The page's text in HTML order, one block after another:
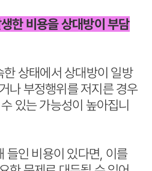
한 비용을 상대방이 부담
상태에서 상대방이 일방
나 부정행위를 저지른 경우
있는 가능성이 높아집니
들인 비용이 있다면, 이를